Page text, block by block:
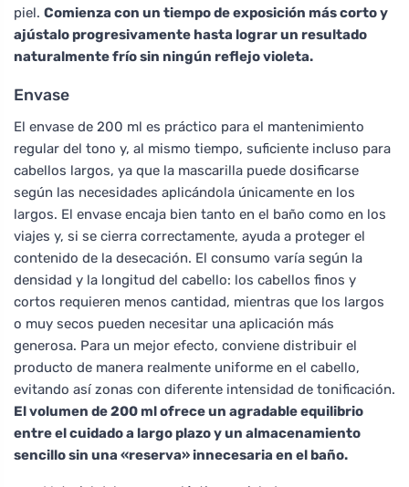
piel. Comienza con un tiempo de exposición más corto y
ajústalo progresivamente hasta lograr un resultado
naturalmente frío sin ningún reflejo violeta.
Envase
El envase de 200 ml es práctico para el mantenimiento
regular del tono y, al mismo tiempo, suficiente incluso para
cabellos largos, ya que la mascarilla puede dosificarse
según las necesidades aplicándola únicamente en los
largos. El envase encaja bien tanto en el baño como en los
viajes y, si se cierra correctamente, ayuda a proteger el
contenido de la desecación. El consumo varía según la
densidad y la longitud del cabello: los cabellos finos y
cortos requieren menos cantidad, mientras que los largos
o muy secos pueden necesitar una aplicación más
generosa. Para un mejor efecto, conviene distribuir el
producto de manera realmente uniforme en el cabello,
evitando así zonas con diferente intensidad de tonificación.
El volumen de 200 ml ofrece un agradable equilibrio
entre el cuidado a largo plazo y un almacenamiento
sencillo sin una «reserva» innecesaria en el baño.